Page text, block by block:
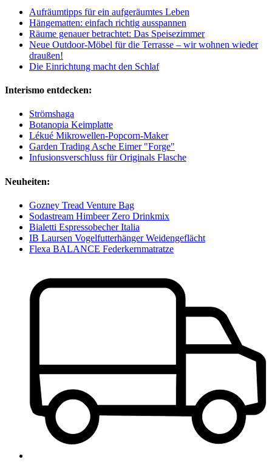
Aufräumtipps für ein aufgeräumtes Leben
Hängematten: einfach richtig ausspannen
Räume genauer betrachtet: Das Speisezimmer
Neue Outdoor-Möbel für die Terrasse – wir wohnen wieder
draußen!
Die Einrichtung macht den Schlaf
Interismo entdecken:
Strömshaga
Botanopia Keimplatte
Lékué Mikrowellen-Popcorn-Maker
Garden Trading Asche Eimer "Forge"
Infusionsverschluss für Originals Flasche
Neuheiten:
Gozney Tread Venture Bag
Sodastream Himbeer Zero Drinkmix
Bialetti Espressobecher Italia
IB Laursen Vogelfutterhänger Weidengeflächt
Flexa BALANCE Federkernmatratze